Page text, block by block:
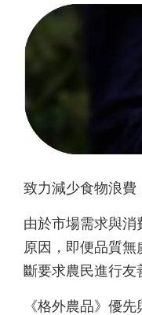
致力減少食物浪費
由於市場需求與
原因，即便品質
斷要求農民進行友
《格外農品》優